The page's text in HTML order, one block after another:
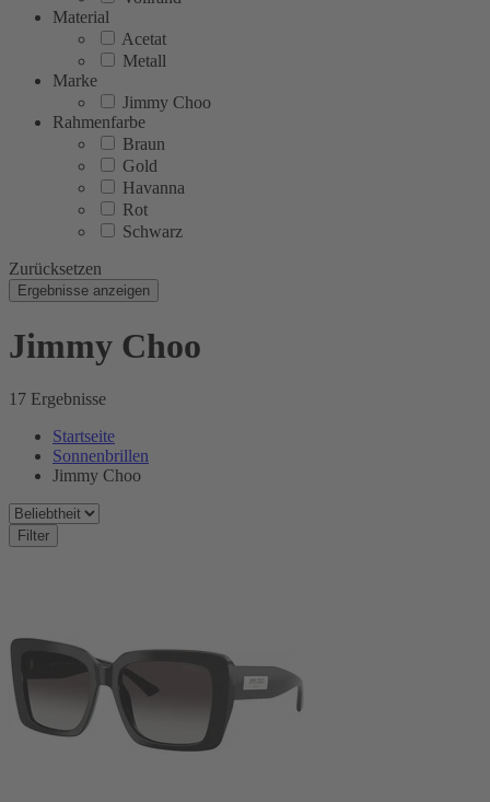
Material
Acetat
Metall
Marke
Jimmy Choo
Rahmenfarbe
Braun
Gold
Havanna
Rot
Schwarz
Zurücksetzen
Ergebnisse anzeigen
Jimmy Choo
17 Ergebnisse
Startseite
Sonnenbrillen
Jimmy Choo
Filter